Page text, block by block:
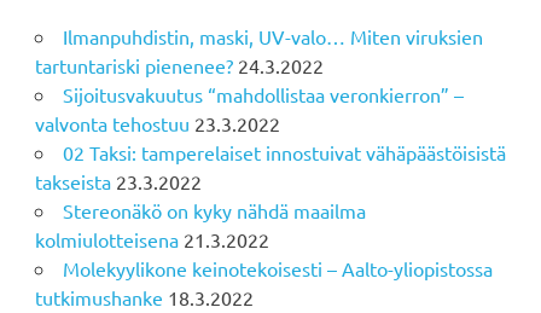
Ilmanpuhdistin, maski, UV-valo… Miten viruksien
tartuntariski pienenee? 24.3.2022
Sijoitusvakuutus “mahdollistaa veronkierron” –
valvonta tehostuu 23.3.2022
02 Taksi: tamperelaiset innostuivat vähäpäästöisistä
takseista 23.3.2022
Stereonäkö on kyky nähdä maailma
kolmiulotteisena 21.3.2022
Molekyylikone keinotekoisesti – Aalto-yliopistossa
tutkimushanke 18.3.2022